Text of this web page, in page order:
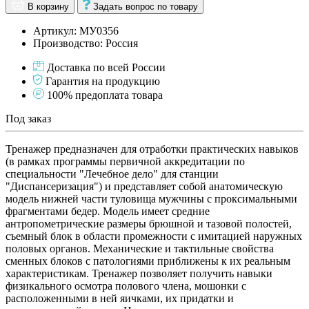
В корзину Задать вопрос по товару
Артикул: МУ0356
Производство: Россия
Доставка по всей России
Гарантия на продукцию
100% предоплата товара
Под заказ
Тренажер предназначен для отработки практических навыков
(в рамках программы первичной аккредитации по
специальности "Лечебное дело" для станции
"Диспансеризация") и представляет собой анатомическую
модель нижней части туловища мужчины с проксимальными
фрагментами бедер. Модель имеет средние
антропометрические размеры брюшной и тазовой полостей,
съемный блок в области промежности с имитацией наружных
половых органов. Механические и тактильные свойства
сменных блоков с патологиями приближены к их реальным
характеристикам. Тренажер позволяет получить навыки
физикального осмотра полового члена, мошонки с
расположенными в ней яичками, их придатки и